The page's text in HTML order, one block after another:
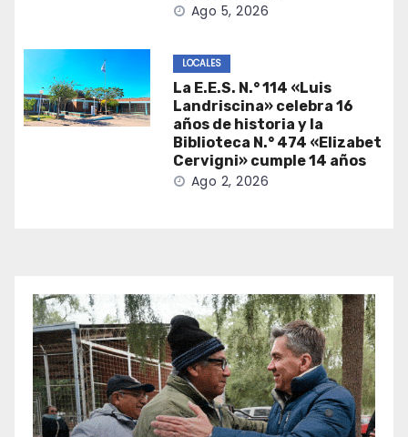
Ago 5, 2026
LOCALES
La E.E.S. N.° 114 «Luis
Landriscina» celebra 16
años de historia y la
Biblioteca N.° 474 «Elizabet
Cervigni» cumple 14 años
Ago 2, 2026